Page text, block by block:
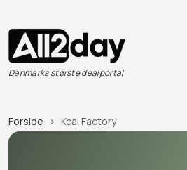
Danmarks største dealportal
Forside Kcal Factory